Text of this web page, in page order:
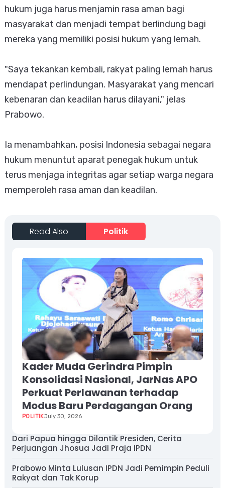
hukum juga harus menjamin rasa aman bagi
masyarakat dan menjadi tempat berlindung bagi
mereka yang memiliki posisi hukum yang lemah.
"Saya tekankan kembali, rakyat paling lemah harus
mendapat perlindungan. Masyarakat yang mencari
kebenaran dan keadilan harus dilayani," jelas
Prabowo.
Ia menambahkan, posisi Indonesia sebagai negara
hukum menuntut aparat penegak hukum untuk
terus menjaga integritas agar setiap warga negara
memperoleh rasa aman dan keadilan.
Read Also Politik
Kader Muda Gerindra Pimpin
Konsolidasi Nasional, JarNas APO
Perkuat Perlawanan terhadap
Modus Baru Perdagangan Orang
POLITIKJuly 30, 2026
Dari Papua hingga Dilantik Presiden, Cerita
Perjuangan Jhosua Jadi Praja IPDN
Prabowo Minta Lulusan IPDN Jadi Pemimpin Peduli
Rakyat dan Tak Korup